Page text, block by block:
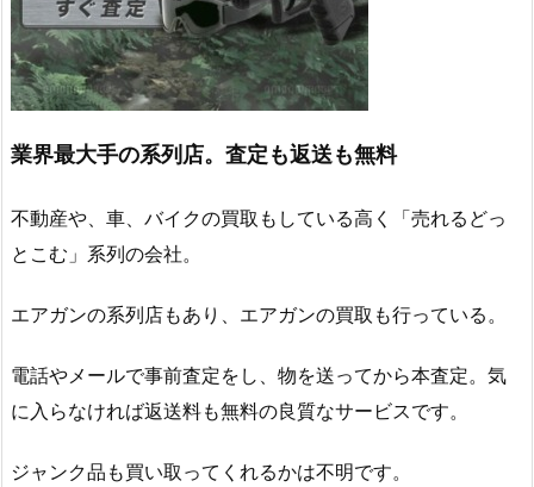
業界最大手の系列店。査定も返送も無料
不動産や、車、バイクの買取もしている高く「売れるどっ
とこむ」系列の会社。
エアガンの系列店もあり、エアガンの買取も行っている。
電話やメールで事前査定をし、物を送ってから本査定。気
に入らなければ返送料も無料の良質なサービスです。
ジャンク品も買い取ってくれるかは不明です。